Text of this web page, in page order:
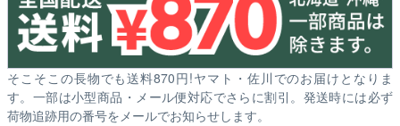
そこそこの長物でも送料870円!ヤマト・佐川でのお届けとなりま
す。一部は小型商品・メール便対応でさらに割引。発送時には必ず
荷物追跡用の番号をメールでお知らせします。